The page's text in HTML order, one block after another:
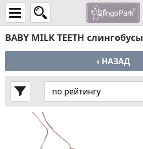
BABY MILK TEETH слингобусы
‹ НАЗАД